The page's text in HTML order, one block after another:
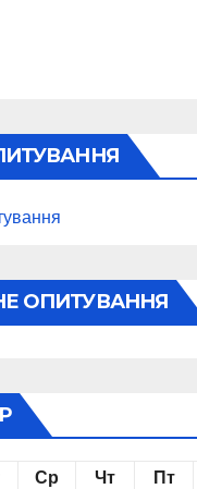
ОПИТУВАННЯ
Ср Чт Пт